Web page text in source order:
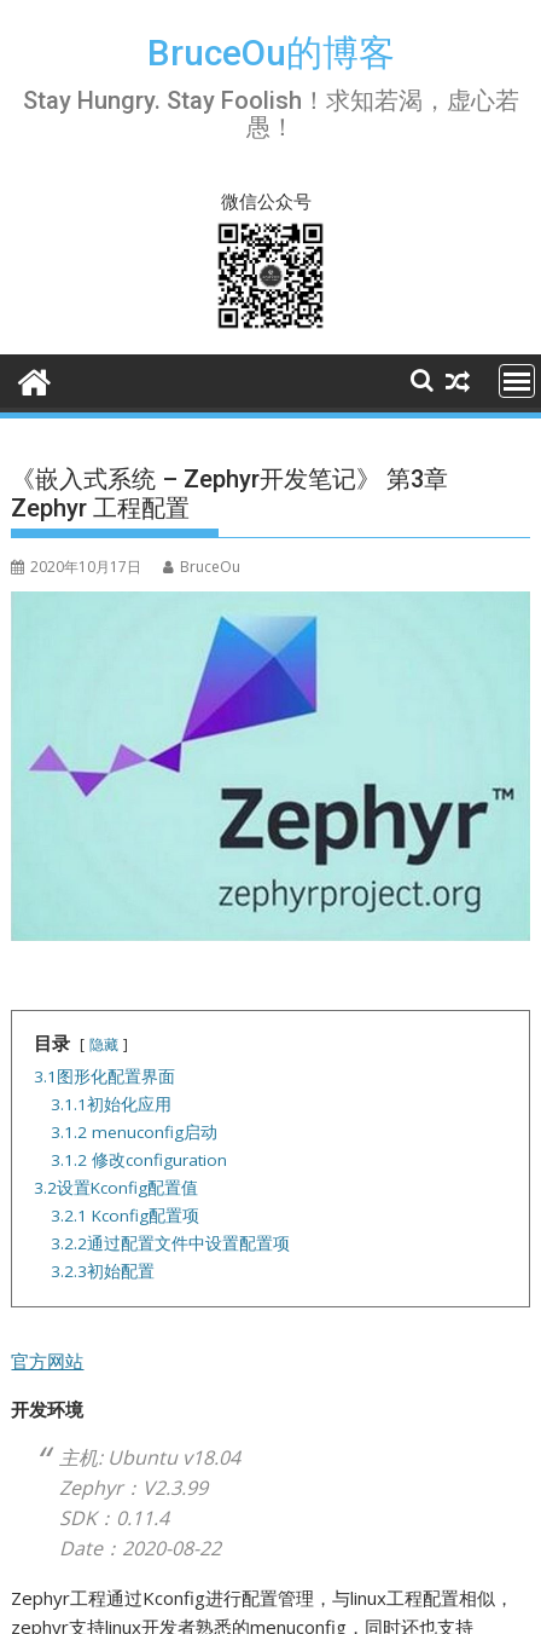
BruceOu的博客
Stay Hungry. Stay Foolish！求知若渴，虚心若
愚！
微信公众号
《嵌入式系统 – Zephyr开发笔记》 第3章
Zephyr 工程配置
2020年10月17日 BruceOu
目录 隐藏
3.1图形化配置界面
3.1.1初始化应用
3.1.2 menuconfig启动
3.1.2 修改configuration
3.2设置Kconfig配置值
3.2.1 Kconfig配置项
3.2.2通过配置文件中设置配置项
3.2.3初始配置
官方网站
开发环境
主机: Ubuntu v18.04
Zephyr：V2.3.99
SDK：0.11.4
Date：2020-08-22
Zephyr工程通过Kconfig进行配置管理，与linux工程配置相似，
zephyr支持linux开发者熟悉的menuconfig，同时还也支持